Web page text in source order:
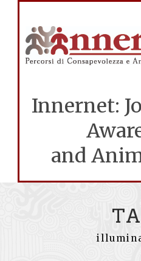
Innernet:
and